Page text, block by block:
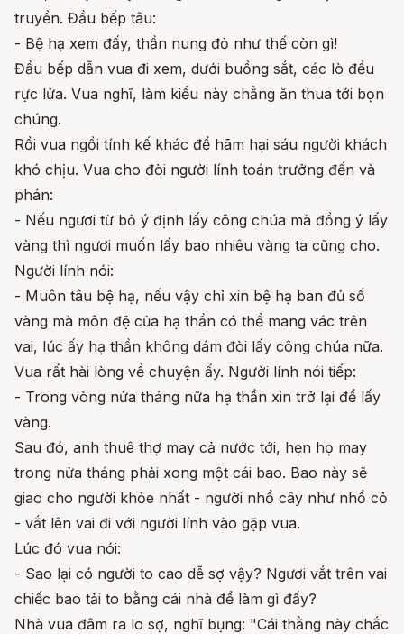
truyền. Đầu bếp tâu:
- Bệ hạ xem đấy, thần nung đỏ như thế còn gì!
Đầu bếp dẫn vua đi xem, dưới buồng sắt, các lò đều
rực lửa. Vua nghĩ, làm kiểu này chẳng ăn thua tới bọn
chúng.
Rồi vua ngồi tính kế khác để hãm hại sáu người khách
khó chịu. Vua cho đòi người lính toán trưởng đến và
phán:
- Nếu ngươi từ bỏ ý định lấy công chúa mà đồng ý lấy
vàng thì ngươi muốn lấy bao nhiêu vàng ta cũng cho.
Người lính nói:
- Muôn tâu bệ hạ, nếu vậy chỉ xin bệ hạ ban đủ số
vàng mà môn đệ của hạ thần có thể mang vác trên
vai, lúc ấy hạ thần không dám đòi lấy công chúa nữa.
Vua rất hài lòng về chuyện ấy. Người lính nói tiếp:
- Trong vòng nửa tháng nữa hạ thần xin trở lại để lấy
vàng.
Sau đó, anh thuê thợ may cả nước tới, hẹn họ may
trong nửa tháng phải xong một cái bao. Bao này sẽ
giao cho người khỏe nhất - người nhổ cây như nhổ cỏ
- vắt lên vai đi với người lính vào gặp vua.
Lúc đó vua nói:
- Sao lại có người to cao dễ sợ vậy? Ngươi vắt trên vai
chiếc bao tải to bằng cái nhà để làm gì đấy?
Nhà vua đâm ra lo sợ, nghĩ bụng: "Cái thằng này chắc